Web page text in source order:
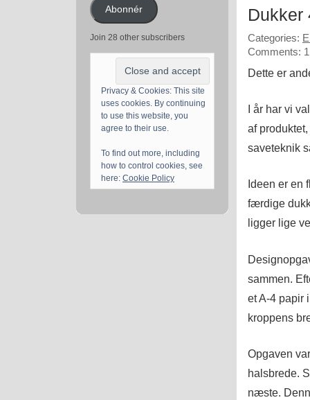
adresseAbonnér
Join 28 other subscribers
Privacy & Cookies: This site
uses cookies. By continuing
to use this website, you
agree to their use.
To find out more, including
how to control cookies, see
here: Cookie Policy
Dukker
Categories:
Comments: 1
Dette er
I år har vi
af
saveteknik
Ideen er en
færdige
ligger lige
sammen.
et A-4 papir
kroppens
Opgaven
halsbrede.
næste.